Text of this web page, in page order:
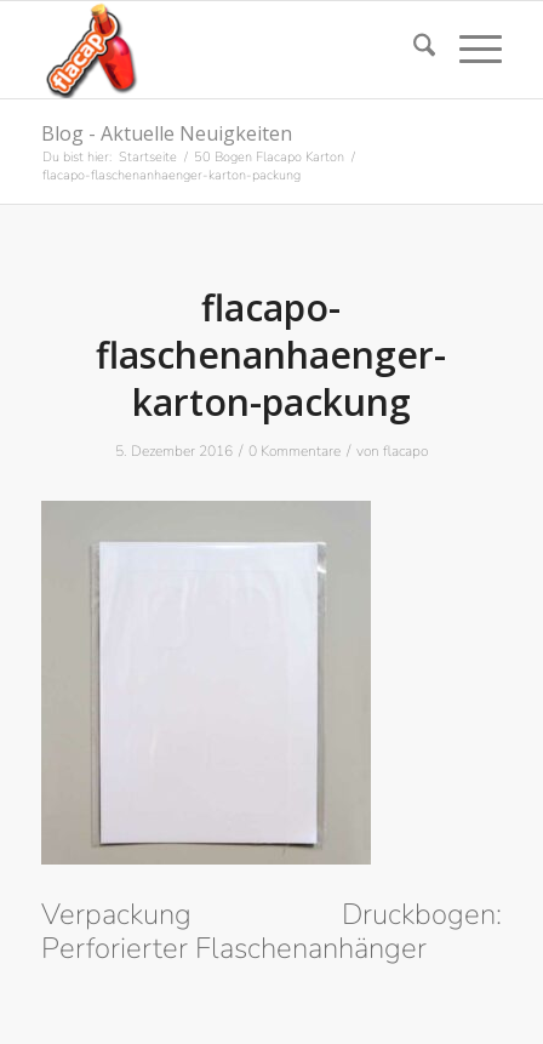
Blog - Aktuelle Neuigkeiten
Du bist hier: Startseite / 50 Bogen Flacapo Karton /
flacapo-flaschenanhaenger-karton-packung
flacapo-
flaschenanhaenger-
karton-packung
5. Dezember 2016 / 0 Kommentare / von flacapo
Verpackung Druckbogen:
Perforierter Flaschenanhänger